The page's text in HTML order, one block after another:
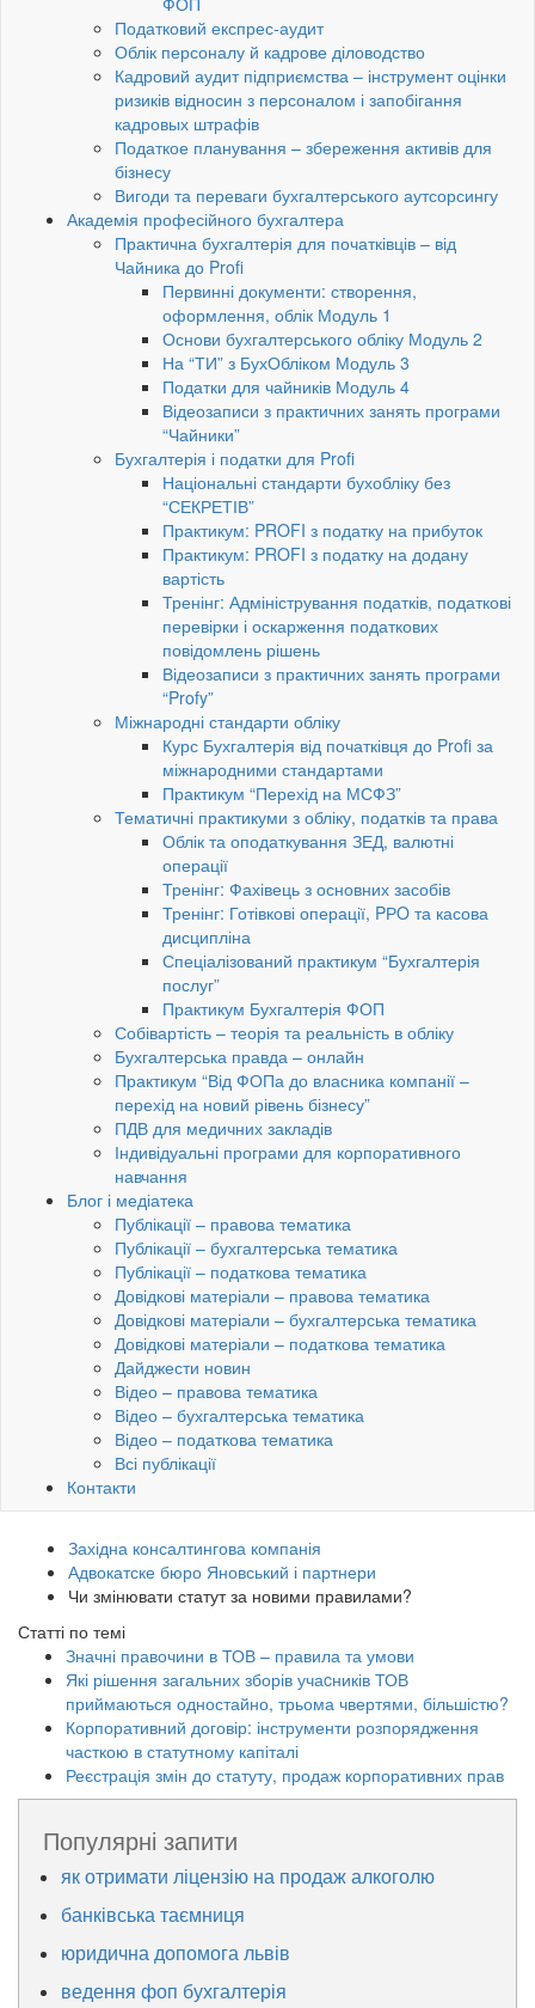
Податковий експрес-аудит
Облік персоналу й кадрове діловодство
Кадровий аудит підприємства – інструмент оцінки
ризиків відносин з персоналом і запобігання
кадровых штрафів
Податкое планування – збереження активів для
бізнесу
Вигоди та переваги бухгалтерського аутсорсингу
Академія професійного бухгалтера
Практична бухгалтерія для початківців – від
Чайника до Profi
Первинні документи: створення,
оформлення, облік Модуль 1
Основи бухгалтерського обліку Модуль 2
На “ТИ” з БухОбліком Модуль 3
Податки для чайників Модуль 4
Відеозаписи з практичних занять програми
“Чайники”
Бухгалтерія і податки для Profi
Національні стандарти бухобліку без
“СЕКРЕТІВ”
Практикум: PROFI з податку на прибуток
Практикум: PROFI з податку на додану
вартість
Тренінг: Адміністрування податків, податкові
перевірки і оскарження податкових
повідомлень рішень
Відеозаписи з практичних занять програми
“Profy”
Міжнародні стандарти обліку
Курс Бухгалтерія від початківця до Profi за
міжнародними стандартами
Практикум “Перехід на МСФЗ”
Тематичні практикуми з обліку, податків та права
Облік та оподаткування ЗЕД, валютні
операції
Тренінг: Фахівець з основних засобів
Тренінг: Готівкові операції, PРO та касова
дисципліна
Спеціалізований практикум “Бухгалтерія
послуг”
Практикум Бухгалтерія ФОП
Собівартість – теорія та реальність в обліку
Бухгалтерська правда – онлайн
Практикум “Від ФОПа до власника компанії –
перехід на новий рівень бізнесу”
ПДВ для медичних закладів
Індивідуальні програми для корпоративного
навчання
Блог і медіатека
Публікації – правова тематика
Публікації – бухгалтерська тематика
Публікації – податкова тематика
Довідкові матеріали – правова тематика
Довідкові матеріали – бухгалтерська тематика
Довідкові матеріали – податкова тематика
Дайджести новин
Відео – правова тематика
Відео – бухгалтерська тематика
Відео – податкова тематика
Всі публікації
Контакти
Західна консалтингова компанія
Адвокатске бюро Яновський і партнери
Чи змінювати статут за новими правилами?
Статті по темі
Значні правочини в ТОВ – правила та умови
Які рішення загальних зборів учаcників ТОВ
приймаються одностайно, трьома чвертями, більшістю?
Корпоративний договір: інструменти розпорядження
часткою в статутному капіталі
Реєстрація змін до статуту, продаж корпоративних прав
Популярні запити
як отримати ліцензію на продаж алкоголю
банківська таємниця
юридична допомога львів
ведення фоп бухгалтерія